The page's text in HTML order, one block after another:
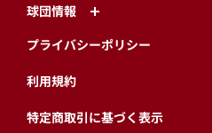
球団情報
プライバシーポリシー
利用規約
特定商取引に基づく表示